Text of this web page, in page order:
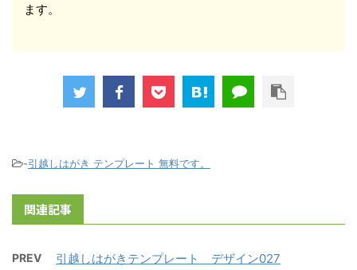
ます。
-引越しはがき テンプレート 無料です。
関連記事
PREV 引越しはがきテンプレート デザイン027